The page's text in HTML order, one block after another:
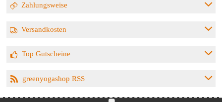
Zahlungsweise
Versandkosten
Top Gutscheine
greenyogashop RSS